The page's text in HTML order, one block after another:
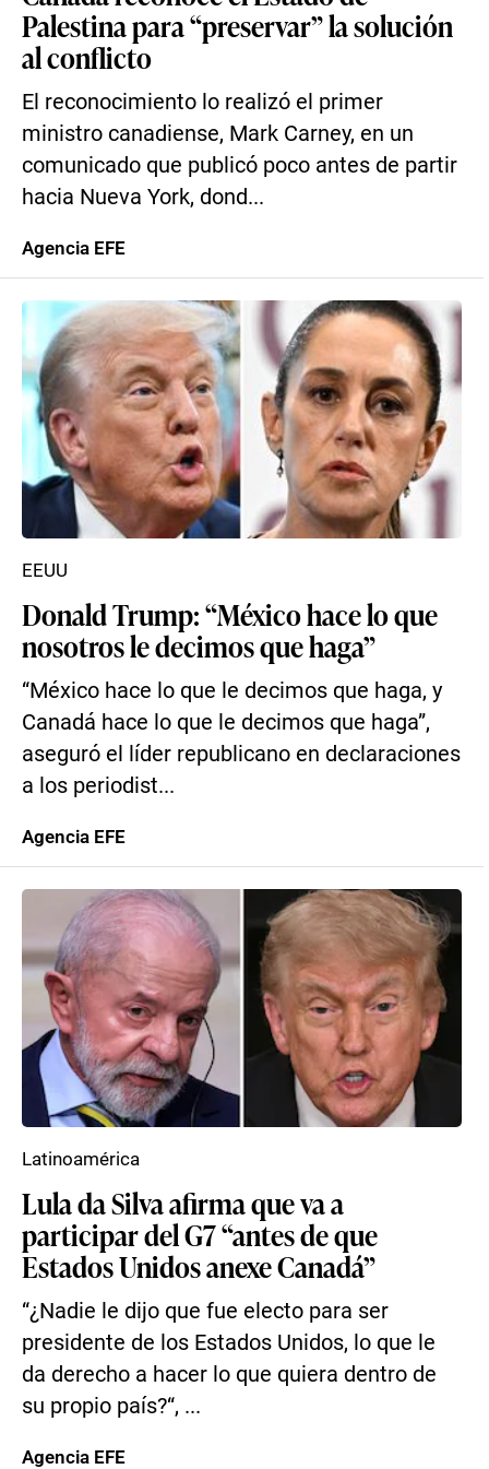
Palestina para “preservar” la solución
al conflicto
El reconocimiento lo realizó el primer
ministro canadiense, Mark Carney, en un
comunicado que publicó poco antes de partir
hacia Nueva York, dond...
Agencia EFE
Donald Trump: “México hace lo que
nosotros le decimos que haga”
“México hace lo que le decimos que haga, y
Canadá hace lo que le decimos que haga”,
aseguró el líder republicano en declaraciones
a los periodist...
EEUU
Agencia EFE
Lula da Silva afirma que va a
participar del G7 “antes de que
Estados Unidos anexe Canadá”
“¿Nadie le dijo que fue electo para ser
presidente de los Estados Unidos, lo que le
da derecho a hacer lo que quiera dentro de
su propio país?“, ...
Latinoamérica
Agencia EFE